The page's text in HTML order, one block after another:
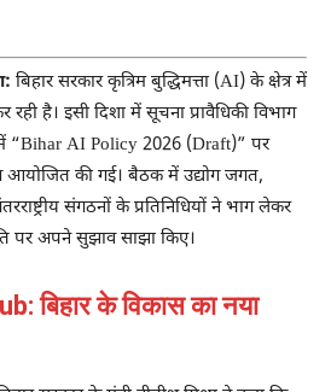
बिहार सरकार कृत्रिम बुद्धिमत्ता (AI) के क्षेत्र में
है। इसी दिशा में सूचना प्रावैधिकी विभाग
“Bihar AI Policy 2026 (Draft)” पर
आयोजित की गई। बैठक में उद्योग जगत,
संगठनों के प्रतिनिधियों ने भाग लेकर
पर अपने सुझाव साझा किए।
बिहार के विकास का नया